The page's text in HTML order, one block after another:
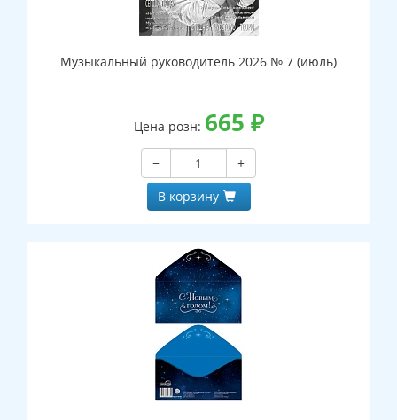
Музыкальный руководитель 2026 № 7 (июль)
Цена розн: 665 ₽
−
+
В корзину